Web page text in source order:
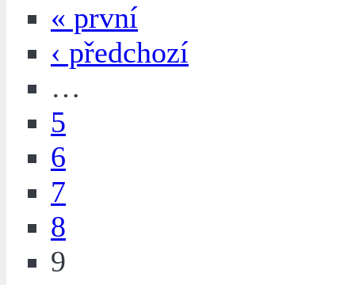
« první
‹ předchozí
…
5
6
7
8
9